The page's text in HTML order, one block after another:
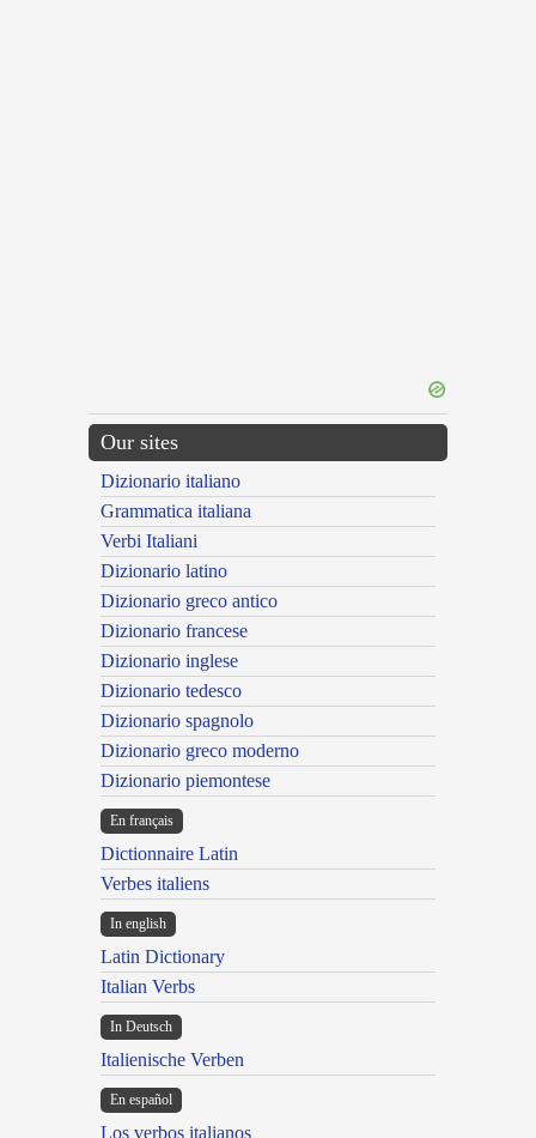
Our sites
Dizionario italiano
Grammatica italiana
Verbi Italiani
Dizionario latino
Dizionario greco antico
Dizionario francese
Dizionario inglese
Dizionario tedesco
Dizionario spagnolo
Dizionario greco moderno
Dizionario piemontese
En français
Dictionnaire Latin
Verbes italiens
In english
Latin Dictionary
Italian Verbs
In Deutsch
Italienische Verben
En español
Los verbos italianos